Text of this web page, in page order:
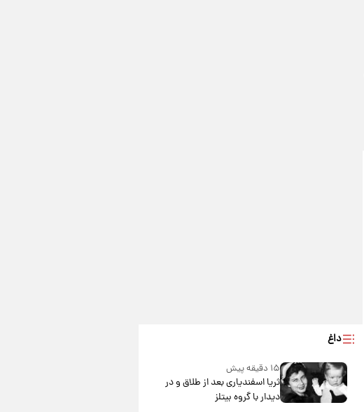
داغ
۱۵ دقیقه پیش
ثریا اسفندیاری بعد از طلاق و در
دیدار با گروه بیتلز